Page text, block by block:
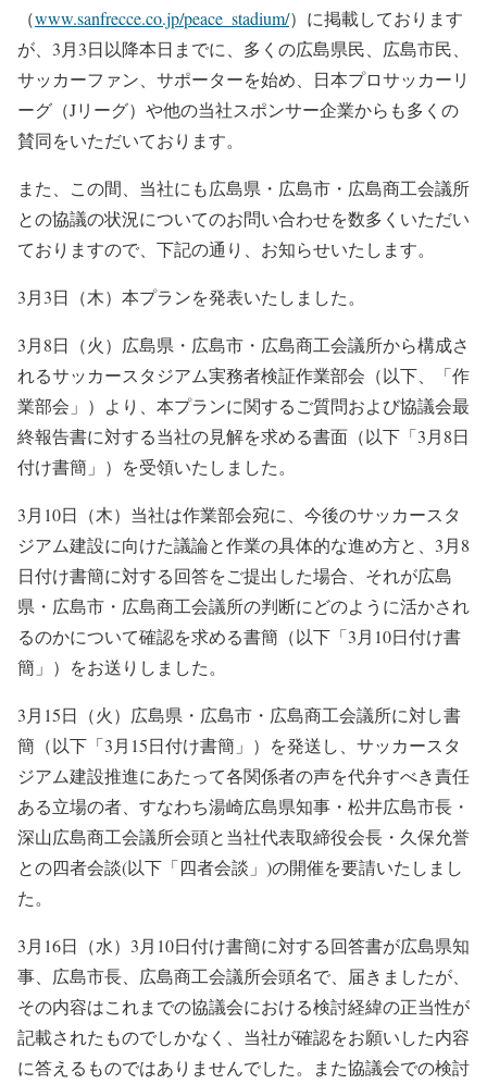
（www.sanfrecce.co.jp/peace_stadium/）に掲載しております
が、3月3日以降本日までに、多くの広島県民、広島市民、
サッカーファン、サポーターを始め、日本プロサッカーリ
ーグ（Jリーグ）や他の当社スポンサー企業からも多くの
賛同をいただいております。
また、この間、当社にも広島県・広島市・広島商工会議所
との協議の状況についてのお問い合わせを数多くいただい
ておりますので、下記の通り、お知らせいたします。
3月3日（木）本プランを発表いたしました。
3月8日（火）広島県・広島市・広島商工会議所から構成さ
れるサッカースタジアム実務者検証作業部会（以下、「作
業部会」）より、本プランに関するご質問および協議会最
終報告書に対する当社の見解を求める書面（以下「3月8日
付け書簡」）を受領いたしました。
3月10日（木）当社は作業部会宛に、今後のサッカースタ
ジアム建設に向けた議論と作業の具体的な進め方と、3月8
日付け書簡に対する回答をご提出した場合、それが広島
県・広島市・広島商工会議所の判断にどのように活かされ
るのかについて確認を求める書簡（以下「3月10日付け書
簡」）をお送りしました。
3月15日（火）広島県・広島市・広島商工会議所に対し書
簡（以下「3月15日付け書簡」）を発送し、サッカースタ
ジアム建設推進にあたって各関係者の声を代弁すべき責任
ある立場の者、すなわち湯崎広島県知事・松井広島市長・
深山広島商工会議所会頭と当社代表取締役会長・久保允誉
との四者会談(以下「四者会談」)の開催を要請いたしまし
た。
3月16日（水）3月10日付け書簡に対する回答書が広島県知
事、広島市長、広島商工会議所会頭名で、届きましたが、
その内容はこれまでの協議会における検討経緯の正当性が
記載されたものでしかなく、当社が確認をお願いした内容
に答えるものではありませんでした。また協議会での検討